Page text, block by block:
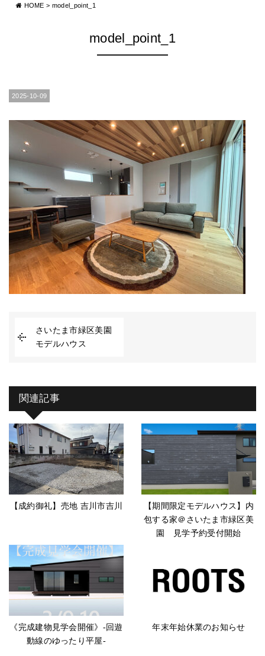
HOME > model_point_1
model_point_1
2025-10-09
さいたま市緑区美園
モデルハウス
関連記事
【成約御礼】売地 吉川市吉川
【期間限定モデルハウス】内
包する家＠さいたま市緑区美
園 見学予約受付開始
《完成建物見学会開催》-回遊
動線のゆったり平屋-
年末年始休業のお知らせ